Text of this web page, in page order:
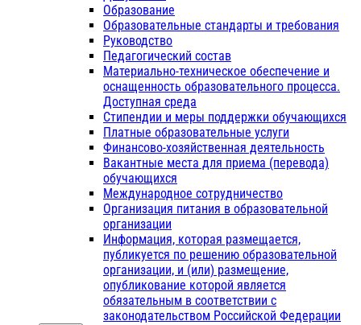
Образование
Образовательные стандарты и требования
Руководство
Педагогический состав
Материально-техническое обеспечение и
оснащенность образовательного процесса.
Доступная среда
Стипендии и меры поддержки обучающихся
Платные образовательные услуги
Финансово-хозяйственная деятельность
Вакантные места для приема (перевода)
обучающихся
Международное сотрудничество
Организация питания в образовательной
организации
Информация, которая размещается,
публикуется по решению образовательной
организации, и (или) размещение,
опубликование которой является
обязательным в соответствии с
законодательством Российской Федерации